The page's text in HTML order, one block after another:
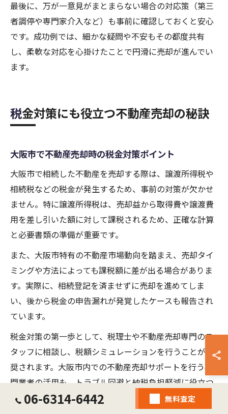
最後に、万が一意見がまとまらない場合の対応策（第三
者調停や専門家介入など）も事前に確認しておくと安心
です。成功例では、細かな疑問や不安もその都度共有
し、柔軟な対応を心掛けたことで円滑に売却が進んでい
ます。
税金対策にも役立つ不動産売却の秘訣
大阪市で不動産売却時の税金対策ポイント
大阪市で相続した不動産を売却する際は、譲渡所得税や
相続税などの税金が発生するため、事前の対策が欠かせ
ません。特に譲渡所得税は、売却益から取得費や譲渡費
用を差し引いた額に対して課税されるため、正確な計算
と必要書類の準備が重要です。
また、大阪市特有の不動産市場動向を踏まえ、売却タイ
ミングや方法によっても課税額に差が出る場合がありま
す。実際に、相続登記を済ませずに売却を進めてしま
い、後から税金の申告漏れが発覚したケースも報告され
ています。
税金対策の第一歩として、税理士や不動産売却専門のス
タッフに相談し、税額シミュレーションを行うことが推
奨されます。大阪市内での不動産売却サポートを行う専
門業者の活用も、トラブル回避と納税負担軽減に役立つ
でしょう。
06-6314-6442 無料査定